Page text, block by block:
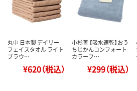
丸中 日本製 デイリー
フェイスタオル ライト
ブラウ…
¥620（税込）
小杉善 【吸水速乾】おう
ちじかんコンフォート
カラーフ…
¥299（税込）